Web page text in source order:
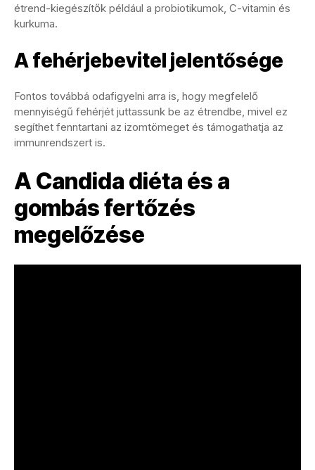
étrend-kiegészítők például a probiotikumok, C-vitamin és
kurkuma.
A fehérjebevitel jelentősége
Fontos továbbá odafigyelni arra is, hogy megfelelő
mennyiségű fehérjét juttassunk be az étrendbe, mivel ez
segíthet fenntartani az izomtömeget és támogathatja az
immunrendszert is.
A Candida diéta és a
gombás fertőzés
megelőzése